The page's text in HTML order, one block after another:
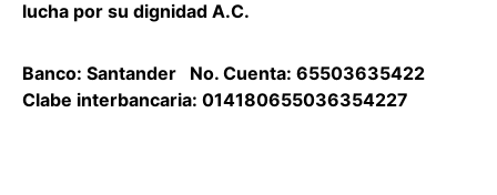
lucha por su dignidad A.C.
Banco: Santander No. Cuenta: 65503635422
Clabe interbancaria: 014180655036354227